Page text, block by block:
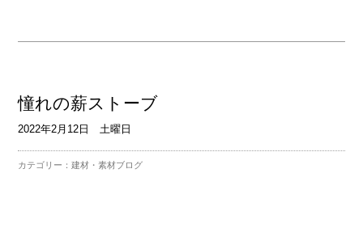
憧れの薪ストーブ
2022年2月12日 土曜日
カテゴリー：建材・素材ブログ